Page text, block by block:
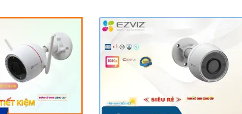
camera CS-
là một loại camera
lưu trữ dữ liệu
qua khe thẻ
trộm hiệu quả giá rẻ và tiết kiệm có
độ phân giải 3